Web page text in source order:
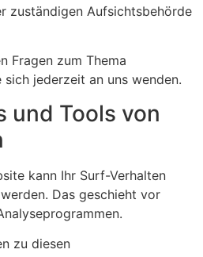
zuständigen Aufsichtsbehörde
Fragen zum Thema
jederzeit an uns wenden.
und Tools von
kann Ihr Surf-Verhalten
Das geschieht vor
zu diesen